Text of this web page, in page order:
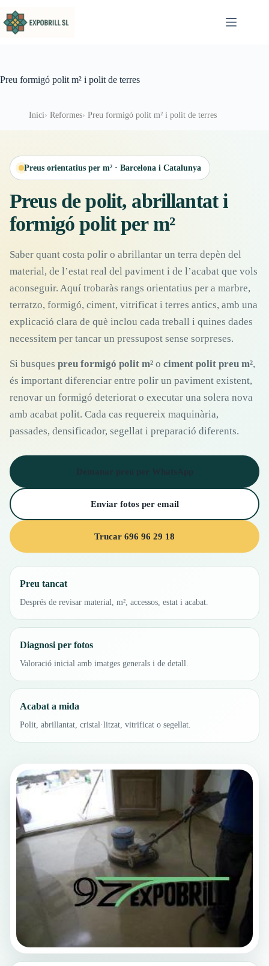
Preu formigó polit m² i polit de terres
Inici Reformes Preu formigó polit m² i polit de terres
Preus orientatius per m² · Barcelona i Catalunya
Preus de polit, abrillantat i
formigó polit per m²
Saber quant costa polir o abrillantar un terra depèn del
material, de l’estat real del paviment i de l’acabat que vols
aconseguir. Aquí trobaràs rangs orientatius per a marbre,
terratzo, formigó, ciment, vitrificat i terres antics, amb una
explicació clara de què inclou cada treball i quines dades
necessitem per tancar un pressupost sense sorpreses.
Si busques preu formigó polit m² o ciment polit preu m²,
és important diferenciar entre polir un paviment existent,
renovar un formigó deteriorat o executar una solera nova
amb acabat polit. Cada cas requereix maquinària,
passades, densificador, segellat i preparació diferents.
Enviar fotos per email
Trucar 696 96 29 18
Preu tancat
Després de revisar material, m², accessos, estat i acabat.
Diagnosi per fotos
Valoració inicial amb imatges generals i de detall.
Acabat a mida
Polit, abrillantat, cristal·litzat, vitrificat o segellat.